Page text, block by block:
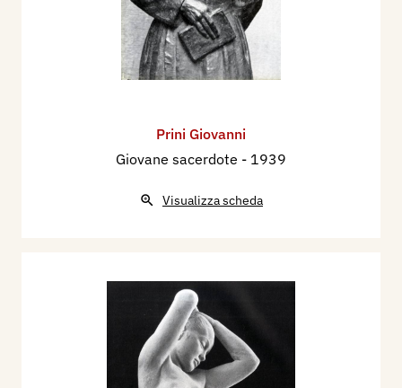
Prini Giovanni
Giovane sacerdote - 1939
Visualizza scheda